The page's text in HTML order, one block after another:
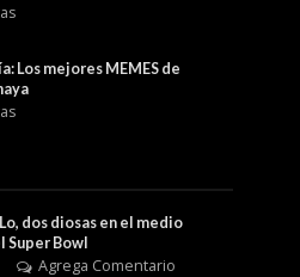
Los mejores MEMES de
dos diosas en el medio
Super Bowl
Agrega Comentario